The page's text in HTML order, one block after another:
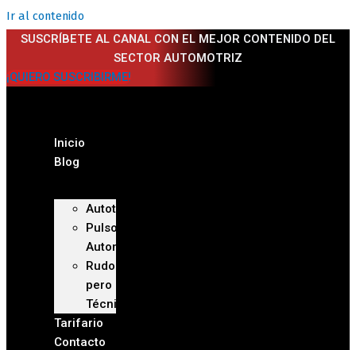
Ir al contenido
SUSCRÍBETE AL CANAL CON EL MEJOR CONTENIDO DEL
SECTOR AUTOMOTRIZ
¡QUIERO SUSCRIBIRME!
Inicio
Blog
Autoteca
Pulso
Automotriz
Rudo
pero
Técnico
Tarifario
Contacto